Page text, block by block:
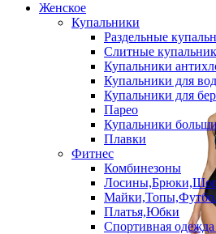
Женское
Купальники
Раздельные
Слитные
Купальники
Купальники для
Купальники для
Парео
Купальники
Плавки
Фитнес
Комбинезоны
Платья,Юбки
Спортивная